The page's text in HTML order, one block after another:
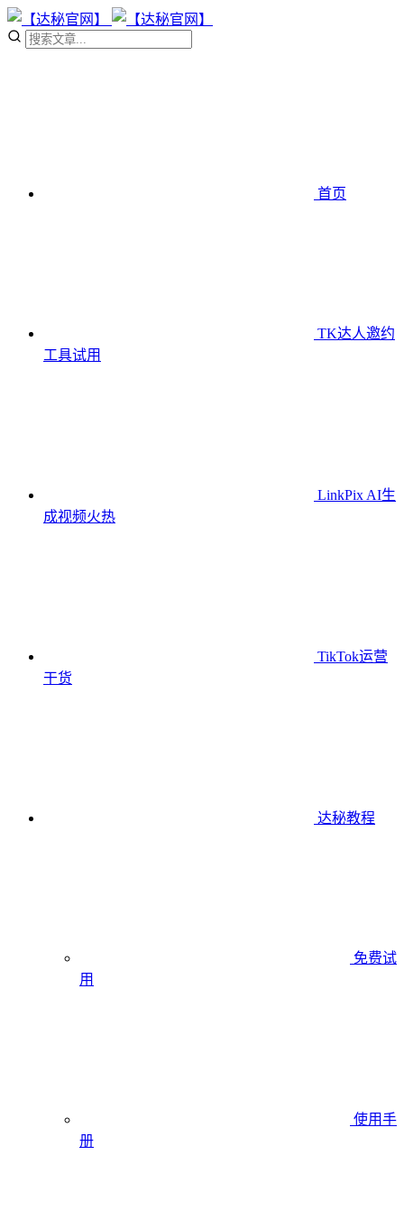
首页
TK达人邀约
工具试用
LinkPix AI生
成视频火热
TikTok运营
干货
达秘教程
免费试
用
使用手
册